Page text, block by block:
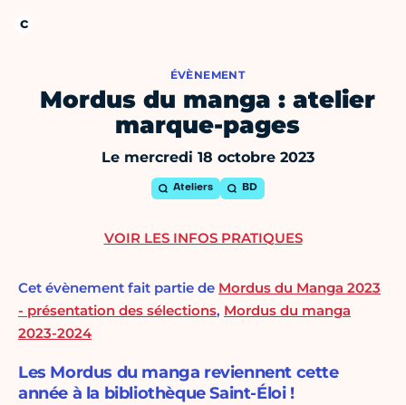
ÉVÈNEMENT
Mordus du manga : atelier
marque-pages
Le mercredi 18 octobre 2023
Ateliers BD
Cet évènement fait partie de Mordus du Manga 2023
- présentation des sélections, Mordus du manga
2023-2024
Les Mordus du manga reviennent cette
année à la bibliothèque Saint-Éloi !
VOIR LES INFOS PRATIQUES